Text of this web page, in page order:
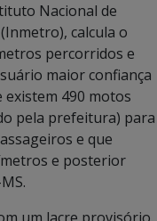
Nacional de
calcula o
percorridos e
maior confiança
existem 490 motos
pela prefeitura) para
e que
e posterior